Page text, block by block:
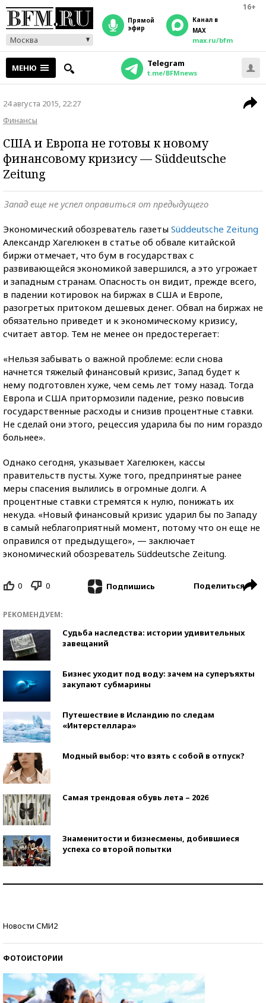
16+
Москва
прямой
эфир
Канал в
MAX
max.ru/bfm
МЕНЮ Telegram
t.me/BFMnews
24 августа 2015, 22:27
Финансы
США и Европа не готовы к новому
финансовому кризису — Süddeutsche
Zeitung
Запад еще не успел оправиться от предыдущего
Экономический обозреватель газеты Süddeutsche Zeitung
Александр Хагелюкен в статье об обвале китайской
биржи отмечает, что бум в государствах с
развивающейся экономикой завершился, а это угрожает
и западным странам. Опасность он видит, прежде всего,
в падении котировок на биржах в США и Европе,
разогретых притоком дешевых денег. Обвал на биржах не
обязательно приведет и к экономическому кризису,
считает автор. Тем не менее он предостерегает:
«Нельзя забывать о важной проблеме: если снова
начнется тяжелый финансовый кризис, Запад будет к
нему подготовлен хуже, чем семь лет тому назад. Тогда
Европа и США притормозили падение, резко повысив
государственные расходы и снизив процентные ставки.
Не сделай они этого, рецессия ударила бы по ним гораздо
больнее».
Однако сегодня, указывает Хагелюкен, кассы
правительств пусты. Хуже того, предпринятые ранее
меры спасения вылились в огромные долги. А
процентные ставки стремятся к нулю, понижать их
некуда. «Новый финансовый кризис ударил бы по Западу
в самый неблагоприятный момент, потому что он еще не
оправился от предыдущего», — заключает
экономический обозреватель Süddeutsche Zeitung.
0 0 Подпишись Поделиться
РЕКОМЕНДУЕМ:
Судьба наследства: истории удивительных
завещаний
Бизнес уходит под воду: зачем на суперъяхты
закупают субмарины
Путешествие в Исландию по следам
«Интерстеллара»
Модный выбор: что взять с собой в отпуск?
Самая трендовая обувь лета – 2026
Знаменитости и бизнесмены, добившиеся
успеха со второй попытки
Новости СМИ2
ФОТОИСТОРИИ